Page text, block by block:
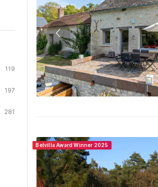
119
197
281
Belvilla Award Winner 2025